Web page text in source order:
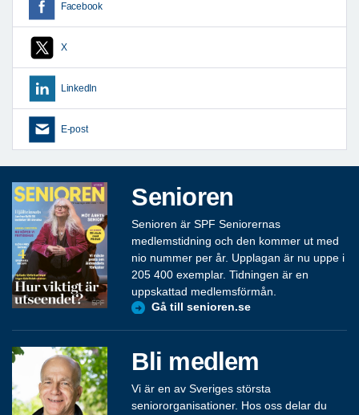
Facebook
X
LinkedIn
E-post
Senioren
Senioren är SPF Seniorernas
medlemstidning och den kommer ut med
nio nummer per år. Upplagan är nu uppe i
205 400 exemplar. Tidningen är en
uppskattad medlemsförmån.
Gå till senioren.se
Bli medlem
Vi är en av Sveriges största
seniororganisationer. Hos oss delar du